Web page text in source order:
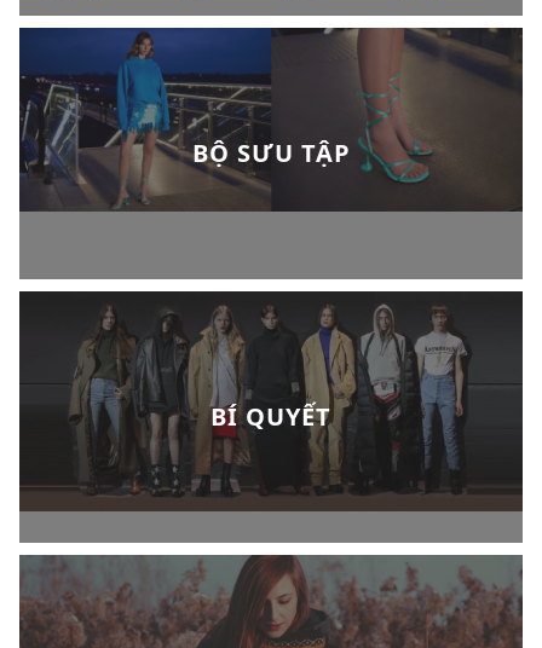
BỘ SƯU TẬP
BÍ QUYẾT